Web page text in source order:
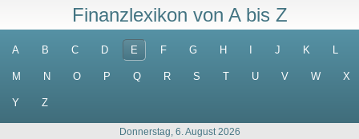
Finanzlexikon von A bis Z
A B C D E F G H J K L
M N O P Q R S T U V W X
Y Z
Donnerstag, 6. August 2026